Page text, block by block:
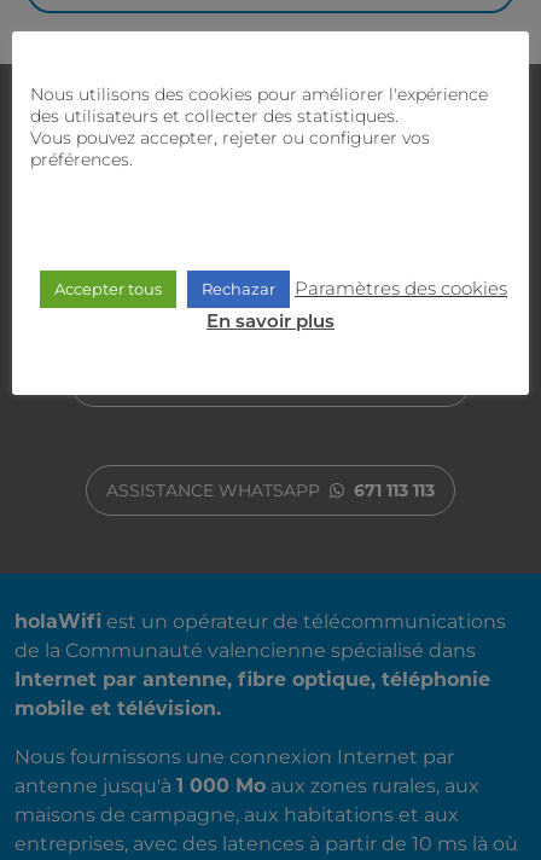
Nous contacter
Avez-vous des doutes ? Notre équipe commerciale
et technique vous proposera la meilleure solution.
ASSISTANCE WHATSAPP 671 113 113
holaWifi est un opérateur de télécommunications
de la Communauté valencienne spécialisé dans
Internet par antenne, fibre optique, téléphonie
mobile et télévision.
Nous fournissons une connexion Internet par
antenne jusqu'à 1 000 Mo aux zones rurales, aux
maisons de campagne, aux habitations et aux
entreprises, avec des latences à partir de 10 ms là où
Nous utilisons des cookies pour améliorer l'expérience
des utilisateurs et collecter des statistiques.
Vous pouvez accepter, rejeter ou configurer vos
préférences.
Accepter tous Rechazar Paramètres des cookies
En savoir plus